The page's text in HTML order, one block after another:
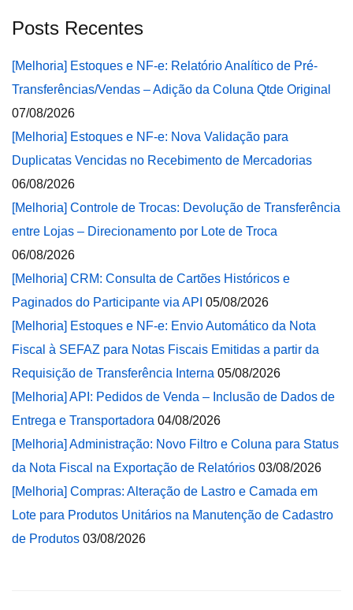
Posts Recentes
[Melhoria] Estoques e NF-e: Relatório Analítico de Pré-
Transferências/Vendas – Adição da Coluna Qtde Original
07/08/2026
[Melhoria] Estoques e NF-e: Nova Validação para
Duplicatas Vencidas no Recebimento de Mercadorias
06/08/2026
[Melhoria] Controle de Trocas: Devolução de Transferência
entre Lojas – Direcionamento por Lote de Troca
06/08/2026
[Melhoria] CRM: Consulta de Cartões Históricos e
Paginados do Participante via API 05/08/2026
[Melhoria] Estoques e NF-e: Envio Automático da Nota
Fiscal à SEFAZ para Notas Fiscais Emitidas a partir da
Requisição de Transferência Interna 05/08/2026
[Melhoria] API: Pedidos de Venda – Inclusão de Dados de
Entrega e Transportadora 04/08/2026
[Melhoria] Administração: Novo Filtro e Coluna para Status
da Nota Fiscal na Exportação de Relatórios 03/08/2026
[Melhoria] Compras: Alteração de Lastro e Camada em
Lote para Produtos Unitários na Manutenção de Cadastro
de Produtos 03/08/2026